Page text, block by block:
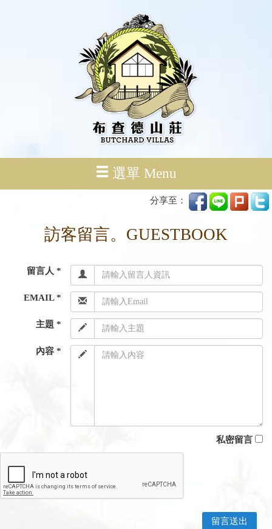
選單 Menu
分享至：
訪客留言。GUESTBOOK
留言人 *
EMAIL *
主題 *
內容 *
私密留言